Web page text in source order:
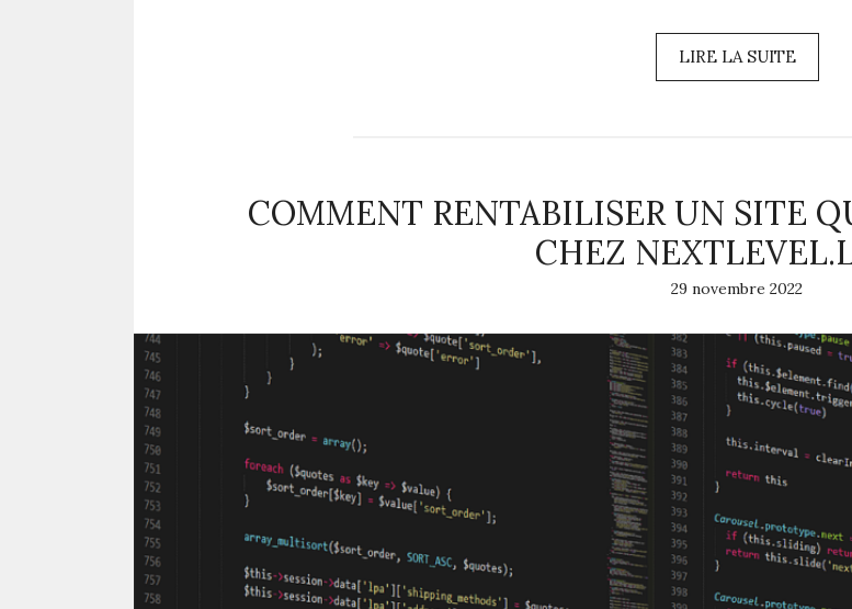
LIRE LA SUITE
COMMENT RENTABILISER UN SITE
CHEZ
29 novembre 2022